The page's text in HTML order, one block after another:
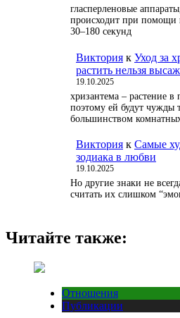
гласперленовые
происходит при помощи
30–180 секунд
Виктория к Уход за
растить нельзя
19.10.2025
хризантема – растение в
поэтому ей будут
большинством
Виктория к Самые
зодиака в любви
19.10.2025
Но другие знаки не
считать их слишком
Читайте также:
Отношения
Публикации